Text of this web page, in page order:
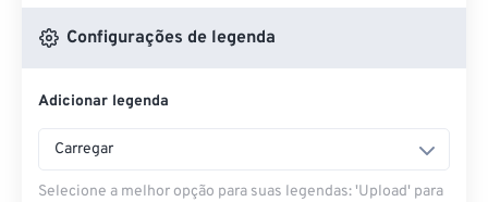
Configurações de legenda
Adicionar legenda
Carregar
Selecione a melhor opção para suas legendas: 'Upload' para